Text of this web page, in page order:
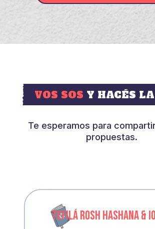
VOS SOS Y HACÉS
Te esperamos para
propuestas.
TEFILÁ ROSH HASHANA &